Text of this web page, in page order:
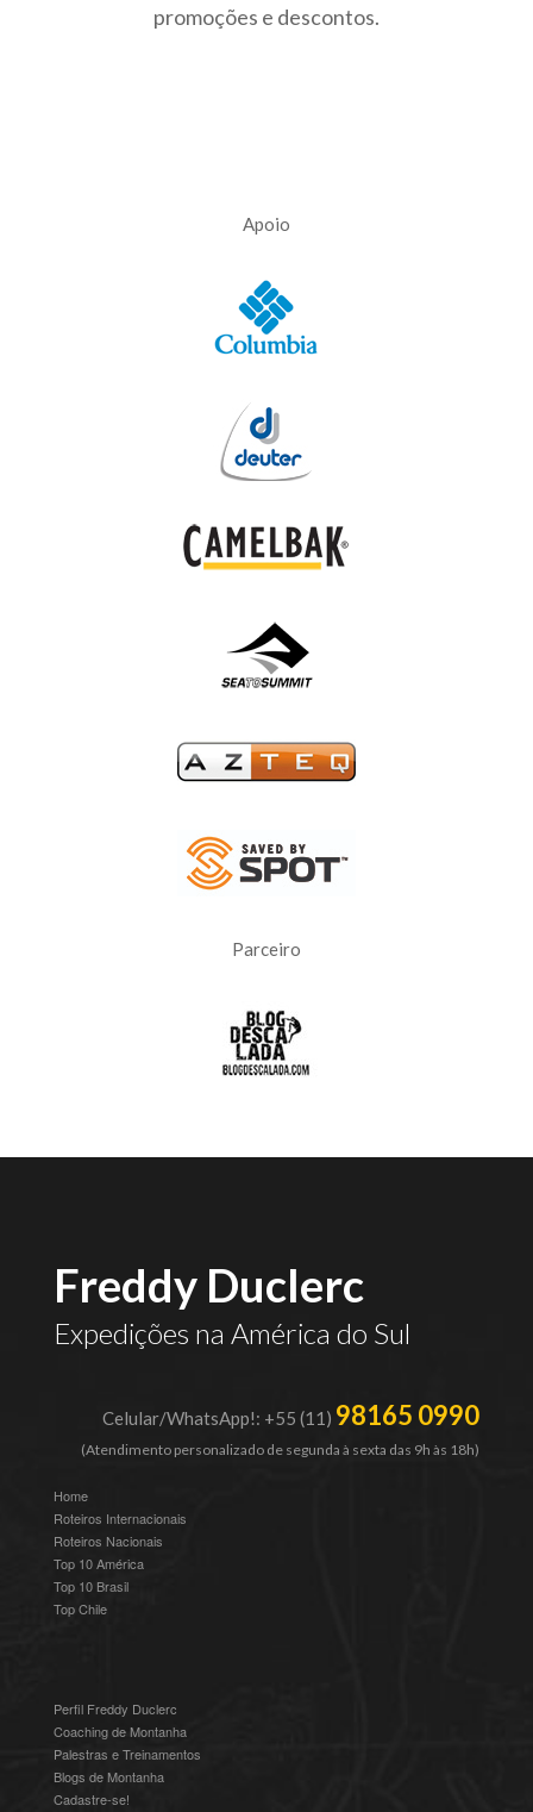
promoções e descontos.
Apoio
Parceiro
Freddy Duclerc
Expedições na América do Sul
Celular/WhatsApp!: +55 (11) 98165 0990
(Atendimento personalizado de segunda à sexta das 9h às 18h)
Home
Roteiros Internacionais
Roteiros Nacionais
Top 10 América
Top 10 Brasil
Top Chile
Perfil Freddy Duclerc
Coaching de Montanha
Palestras e Treinamentos
Blogs de Montanha
Cadastre-se!